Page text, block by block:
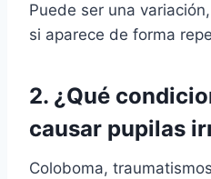
Puede ser una
si aparece de forma
2. ¿Qué
causar pupilas
Coloboma,